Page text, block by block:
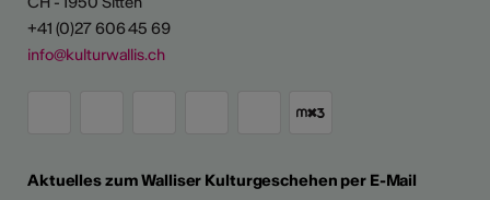
+41 (0)27 606 45 69
info@kulturwallis.ch
Aktuelles zum Walliser Kulturgeschehen per E-Mail